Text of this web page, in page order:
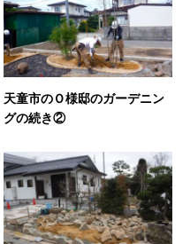
天童市のＯ様邸のガーデニン
グの続き②